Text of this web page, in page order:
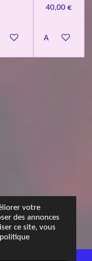
votre
des annonces
ce site, vous
au panier
40,00 €
Ajouter au